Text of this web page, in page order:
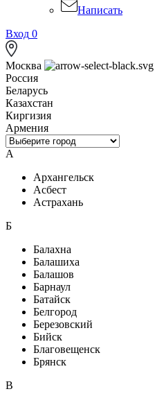
Написать
Вход 0
Москва
Россия
Беларусь
Казахстан
Киргизия
Армения
А
Архангельск
Асбест
Астрахань
Б
Балахна
Балашиха
Балашов
Барнаул
Батайск
Белгород
Березовский
Бийск
Благовещенск
Брянск
В